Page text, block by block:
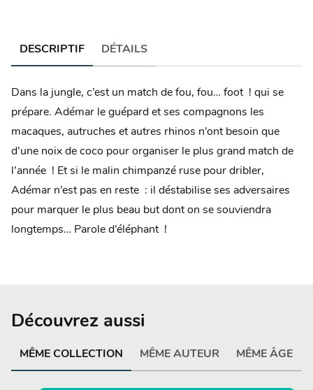
DESCRIPTIF DÉTAILS
Dans la jungle, c’est un match de fou, fou… foot ! qui se
prépare. Adémar le guépard et ses compagnons les
macaques, autruches et autres rhinos n’ont besoin que
d’une noix de coco pour organiser le plus grand match de
l’année ! Et si le malin chimpanzé ruse pour dribler,
Adémar n’est pas en reste : il déstabilise ses adversaires
pour marquer le plus beau but dont on se souviendra
longtemps… Parole d’éléphant !
Découvrez aussi
MÊME COLLECTION MÊME AUTEUR MÊME ÂGE